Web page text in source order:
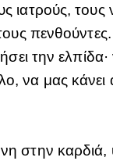
τους
την ελπίδα·
να μας κάνει
στην καρδιά,